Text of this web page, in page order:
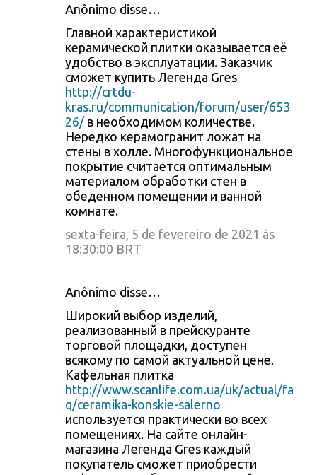
Anônimo disse…
Главной характеристикой
керамической плитки оказывается её
удобство в эксплуатации. Заказчик
сможет купить Легенда Gres
http://crtdu-
kras.ru/communication/forum/user/653
26/ в необходимом количестве.
Нередко керамогранит ложат на
стены в холле. Многофункциональное
покрытие считается оптимальным
материалом обработки стен в
обеденном помещении и ванной
комнате.
sexta-feira, 5 de fevereiro de 2021 às
18:30:00 BRT
Anônimo disse…
Широкий выбор изделий,
реализованный в прейскуранте
торговой площадки, доступен
всякому по самой актуальной цене.
Кафельная плитка
http://www.scanlife.com.ua/uk/actual/fa
q/ceramika-konskie-salerno
используется практически во всех
помещениях. На сайте онлайн-
магазина Легенда Gres каждый
покупатель сможет приобрести